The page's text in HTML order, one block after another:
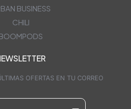
BUSINESS
CHILI
OFERTAS EN TU CORREO